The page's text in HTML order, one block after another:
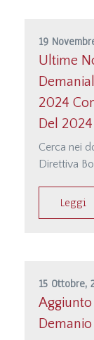
19
Ultime
2024
Del 2024
Cerca nei
Direttiva
Leggi
15 Ottobre,